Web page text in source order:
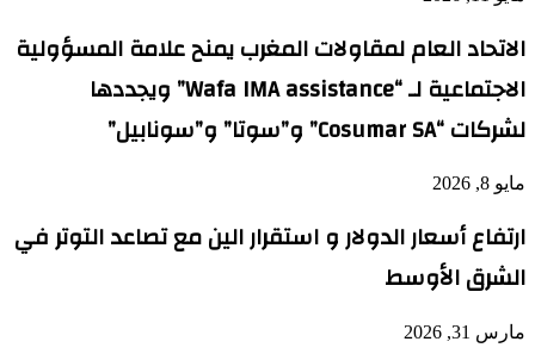
الاتحاد العام لمقاولات المغرب يمنح علامة المسؤولية
الاجتماعية لـ “Wafa IMA assistance” ويجددها
لشركات “Cosumar SA” و”سوتا” و”سونابيل”
مايو 8, 2026
ارتفاع أسعار الدولار و استقرار الين مع تصاعد التوتر في
الشرق الأوسط
مارس 31, 2026